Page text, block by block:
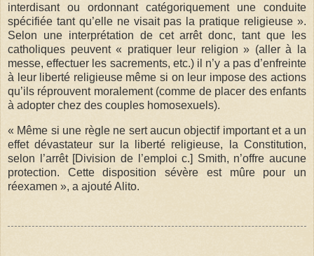
interdisant ou ordonnant catégoriquement une conduite
spécifiée tant qu’elle ne visait pas la pratique religieuse ».
Selon une interprétation de cet arrêt donc, tant que les
catholiques peuvent « pratiquer leur religion » (aller à la
messe, effectuer les sacrements, etc.) il n’y a pas d’enfreinte
à leur liberté religieuse même si on leur impose des actions
qu’ils réprouvent moralement (comme de placer des enfants
à adopter chez des couples homosexuels).
« Même si une règle ne sert aucun objectif important et a un
effet dévastateur sur la liberté religieuse, la Constitution,
selon l’arrêt [Division de l’emploi c.] Smith, n’offre aucune
protection. Cette disposition sévère est mûre pour un
réexamen », a ajouté Alito.